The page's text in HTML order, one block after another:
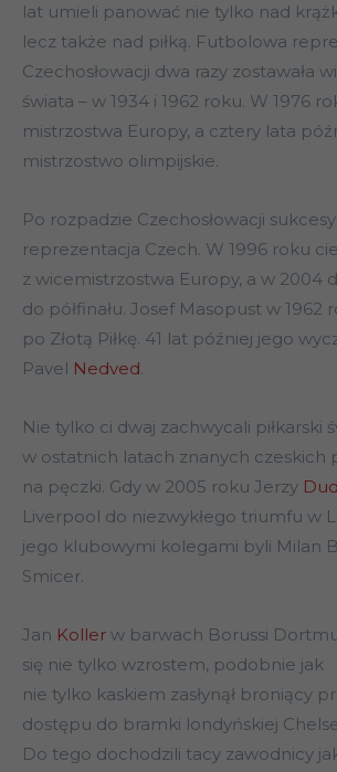
lat umieli panować nie tylko nad
lecz także nad piłką. Futbolowa
Czechosłowacji dwa razy zostawała
świata – w 1934 i 1962 roku. W 1976
mistrzostwa Europy, a cztery lata
mistrzostwo olimpijskie.
Po rozpadzie Czechosłowacji sukcesy
reprezentacja Czech. W 1996 roku
z wicemistrzostwa Europy, a w 2004
do półfinału. Josef Masopust w 1962
po Złotą Piłkę. 41 lat później jego
Pavel Nedved.
Nie tylko ci dwaj zachwycali piłkarski
w ostatnich latach znanych czeskich
na pęczki. Gdy w 2005 roku Jerzy
Liverpool do niezwykłego triumfu w
jego klubowymi kolegami byli Milan
Smicer.
Jan Koller w barwach Borussi
się nie tylko wzrostem, podobnie jak
nie tylko kaskiem zasłynął broniący
dostępu do bramki londyńskiej
Do tego dochodzili tacy zawodnicy